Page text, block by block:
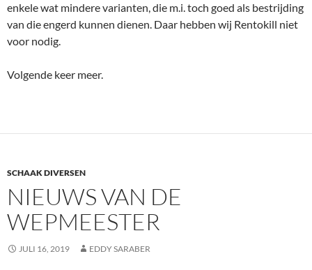
enkele wat mindere varianten, die m.i. toch goed als bestrijding
van die engerd kunnen dienen. Daar hebben wij Rentokill niet
voor nodig.
Volgende keer meer.
SCHAAK DIVERSEN
NIEUWS VAN DE
WEPMEESTER
JULI 16, 2019 EDDY SARABER